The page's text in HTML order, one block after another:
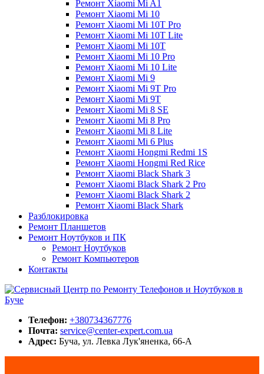
Ремонт Xiaomi Mi A1
Ремонт Xiaomi Mi 10
Ремонт Xiaomi Mi 10T Pro
Ремонт Xiaomi Mi 10T Lite
Ремонт Xiaomi Mi 10T
Ремонт Xiaomi Mi 10 Pro
Ремонт Xiaomi Mi 10 Lite
Ремонт Xiaomi Mi 9
Ремонт Xiaomi Mi 9T Pro
Ремонт Xiaomi Mi 9T
Ремонт Xiaomi Mi 8 SE
Ремонт Xiaomi Mi 8 Pro
Ремонт Xiaomi Mi 8 Lite
Ремонт Xiaomi Mi 6 Plus
Ремонт Xiaomi Hongmi Redmi 1S
Ремонт Xiaomi Hongmi Red Rice
Ремонт Xiaomi Black Shark 3
Ремонт Xiaomi Black Shark 2 Pro
Ремонт Xiaomi Black Shark 2
Ремонт Xiaomi Black Shark
Разблокировка
Ремонт Планшетов
Ремонт Ноутбуков и ПК
Ремонт Ноутбуков
Ремонт Компьютеров
Контакты
Сервисный Центр по Ремонту Телефонов и Ноутбуков в Буче
Center-Expert.com.ua
Телефон: +380734367776
Почта: service@center-expert.com.ua
Адрес: Буча, ул. Левка Лук'яненка, 66-А